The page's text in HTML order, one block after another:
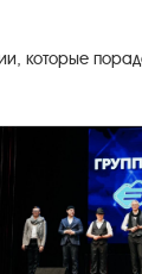
которые